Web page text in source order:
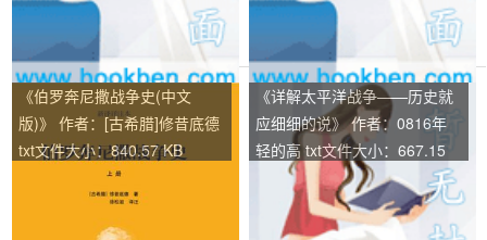
《伯罗奔尼撒战争史(中文
版)》 作者：[古希腊]修昔底德
txt文件大小：840.57 KB
《详解太平洋战争——历史就
应细细的说》 作者：0816年
轻的高 txt文件大小：667.15